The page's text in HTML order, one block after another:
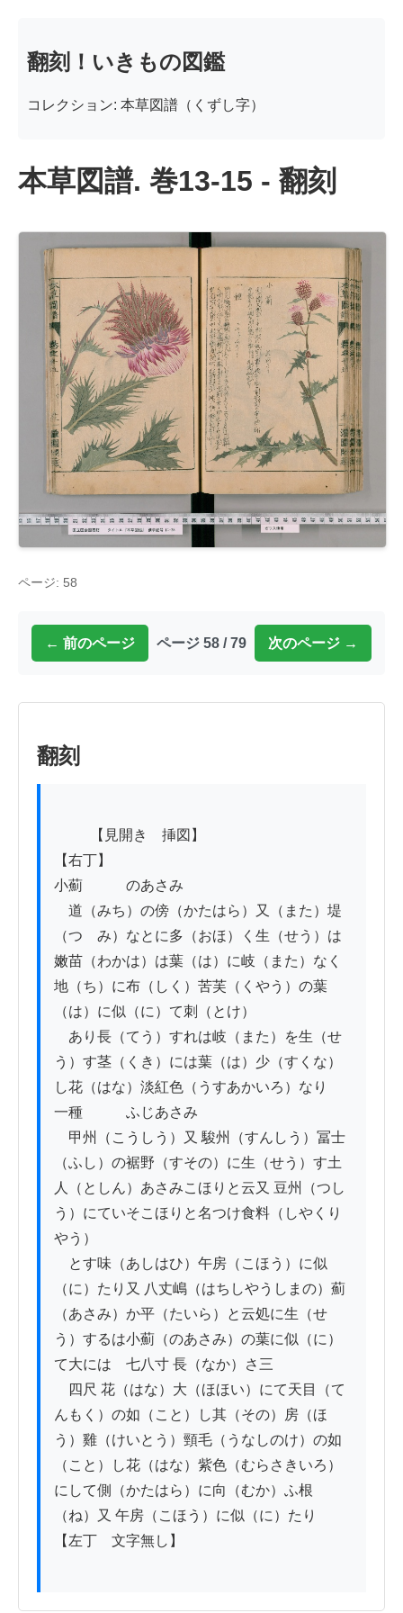
翻刻！いきもの図鑑
コレクション: 本草図譜（くずし字）
本草図譜. 巻13-15 - 翻刻
ページ: 58
← 前のページ ページ 58 / 79 次のページ →
翻刻
【右丁】
小薊　　　のあさみ
道（みち）の傍（かたはら）又（また）堤
（つゝみ）なとに多（おほ）く生（せう）は
嫩苗（わかは）は葉（は）に岐（また）なく
地（ち）に布（しく）苦芙（くやう）の葉
（は）に似（に）て刺（とけ）
あり長（てう）すれは岐（また）を生（せ
う）す茎（くき）には葉（は）少（すくな）
し花（はな）淡紅色（うすあかいろ）なり
一種　　　ふじあさみ
甲州（こうしう）又 駿州（すんしう）冨士
（ふし）の裾野（すその）に生（せう）す土
人（としん）あさみこほりと云又 豆州（つし
う）にていそこほりと名つけ食料（しやくり
やう）
とす味（あしはひ）午房（こほう）に似
（に）たり又 八丈嶋（はちしやうしまの）薊
（あさみ）か平（たいら）と云処に生（せ
う）するは小薊（のあさみ）の葉に似（に）
て大にはゝ七八寸 長（なか）さ三
四尺 花（はな）大（ほほい）にて天目（て
んもく）の如（こと）し其（その）房（ほ
う）雞（けいとう）頸毛（うなしのけ）の如
（こと）し花（はな）紫色（むらさきいろ）
にして側（かたはら）に向（むか）ふ根
（ね）又 午房（こほう）に似（に）たり
【左丁　文字無し】